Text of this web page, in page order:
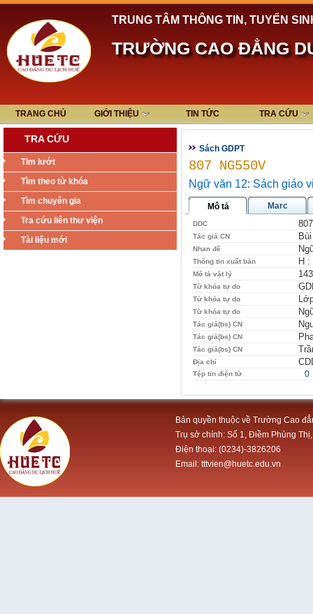
TRUNG TÂM THÔNG TIN, TUYỂN
TRƯỜNG CAO ĐẲNG
TRANG CHỦ GIỚI THIỆU TIN TỨC TRA CỨU
TRA CỨU
Tim lướt
Tìm theo từ khóa
Tìm chuyên gia
Tra cứu liên thư viện
Tài liệu mới
Sách GDPT
807 NG550V
Ngữ văn 12: Sách giáo
Mô tả Marc
DDC 807
Tác giả CN
Nhan đề
Thông tin xuất bản H :
Mô tả vật lý
Từ khóa tự do
Từ khóa tự do
Từ khóa tự do
Tác giả(bs) CN
Tác giả(bs) CN
Tác giả(bs) CN
Địa chỉ
Tệp tin điện tử 0
Bản quyền thuộc về Trường Cao
Trụ sở chính: Số 1, Điềm Phùng
Điện thoại: (0234)-3826206
Email: tttvien@huetc.edu.vn